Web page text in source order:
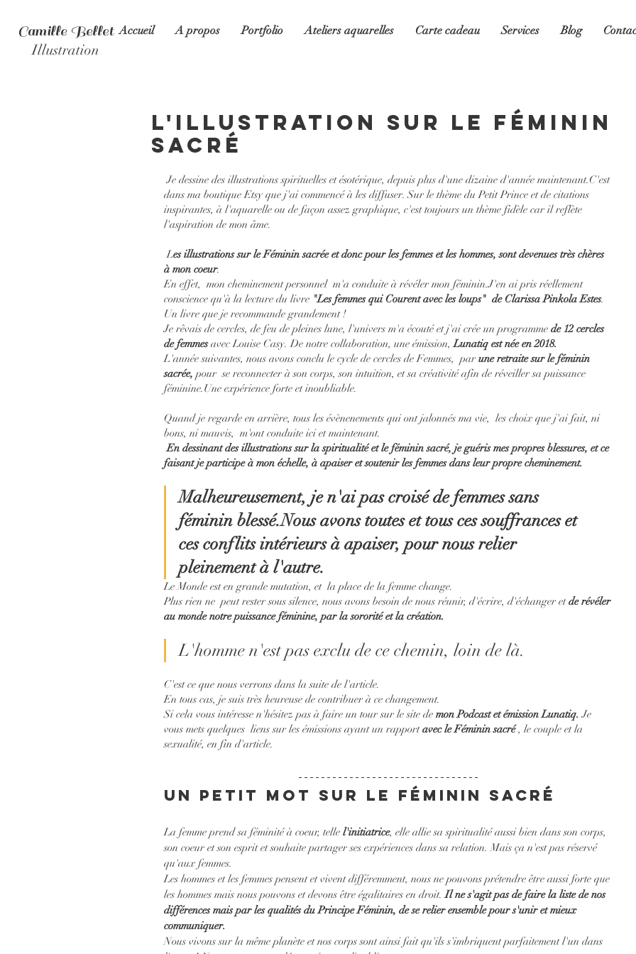
Accueil A propos Portfolio Ateliers aquarelles Carte cadeau Services Blog
Camille Bellet
Illustration
l'Illustration sur le Féminin
sacré
Je dessine des illustrations spirituelles et ésotérique, depuis plus d'une dizaine d'année maintenant.C'est
dans ma boutique Etsy que j'ai commencé à les diffuser. Sur le thème du Petit Prince et de citations
inspirantes, à l'aquarelle ou de façon assez graphique, c'est toujours un thème fidèle car il reflète
l'aspiration de mon âme.
Les illustrations sur le Féminin sacrée et donc pour les femmes et les hommes, sont devenues très chères
à mon coeur.
En effet,  mon cheminement personnel  m'a conduite à révéler mon féminin.J'en ai pris réellement
conscience qu'à la lecture du livre "Les femmes qui Courent avec les loups"  de Clarissa Pinkola Estes.
Un livre que je recommande grandement !
Je rêvais de cercles, de feu de pleines lune, l'univers m'a écouté et j'ai crée un programme de 12 cercles
de femmes avec Louise Casy. De notre collaboration, une émission, Lunatiq est née en 2018.
L'année suivantes, nous avons conclu le cycle de cercles de Femmes,  par une retraite sur le féminin
sacrée, pour  se reconnecter à son corps, son intuition, et sa créativité afin de réveiller sa puissance
féminine.Une expérience forte et inoubliable.
Quand je regarde en arrière, tous les évènenements qui ont jalonnés ma vie,  les choix que j'ai fait, ni
bons, ni mauvis,  m'ont conduite ici et maintenant.
En dessinant des illustrations sur la spiritualité et le féminin sacré, je guéris mes propres blessures, et ce
faisant je participe à mon échelle, à apaiser et soutenir les femmes dans leur propre cheminement.
Malheureusement, je n'ai pas croisé de femmes sans
féminin blessé.Nous avons toutes et tous ces souffrances et
ces conflits intérieurs à apaiser, pour nous relier
pleinement à l'autre.
Le Monde est en grande mutation, et  la place de la femme change.
Plus rien ne  peut rester sous silence, nous avons besoin de nous réunir, d'écrire, d'échanger et de révéler
au monde notre puissance féminine, par la sororité et la création.
L'homme n'est pas exclu de ce chemin, loin de là.
C'est ce que nous verrons dans la suite de l'article.
En tous cas, je suis très heureuse de contribuer à ce changement.
Si cela vous intéresse n'hésitez pas à faire un tour sur le site de mon Podcast et émission Lunatiq. Je
vous mets quelques  liens sur les émissions ayant un rapport avec le Féminin sacré , le couple et la
sexualité, en fin d'article.
Un petit mot sur Le Féminin Sacré
La femme prend sa féminité à coeur, telle l'initiatrice, elle allie sa spiritualité aussi bien dans son corps,
son coeur et son esprit et souhaite partager ses expériences dans sa relation. Mais ça n'est pas réservé
qu'aux femmes.
Les hommes et les femmes pensent et vivent différemment, nous ne pouvons prétendre être aussi forte que
les hommes mais nous pouvons et devons être égalitaires en droit. Il ne s'agit pas de faire la liste de nos
différences mais par les qualités du Principe Féminin, de se relier ensemble pour s'unir et mieux
communiquer.
Nous vivons sur la même planète et nos corps sont ainsi fait qu'ils s'imbriquent parfaitement l'un dans